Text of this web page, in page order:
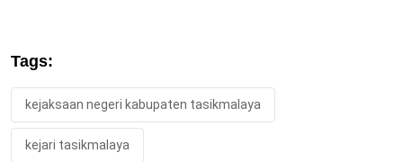
Tags:
kejaksaan negeri kabupaten tasikmalaya
kejari tasikmalaya